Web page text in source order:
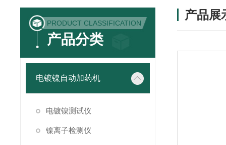
PRODUCT CLASSIFICATION
产品分类
电镀镍自动加药机
电镀镍测试仪
镍离子检测仪
产品展